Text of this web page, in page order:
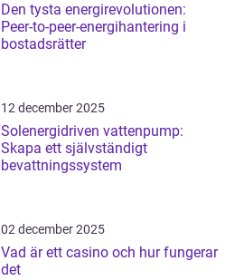
Den tysta energirevolutionen:
Peer-to-peer-energihantering i
bostadsrätter
12 december 2025
Solenergidriven vattenpump:
Skapa ett självständigt
bevattningssystem
02 december 2025
Vad är ett casino och hur fungerar
det